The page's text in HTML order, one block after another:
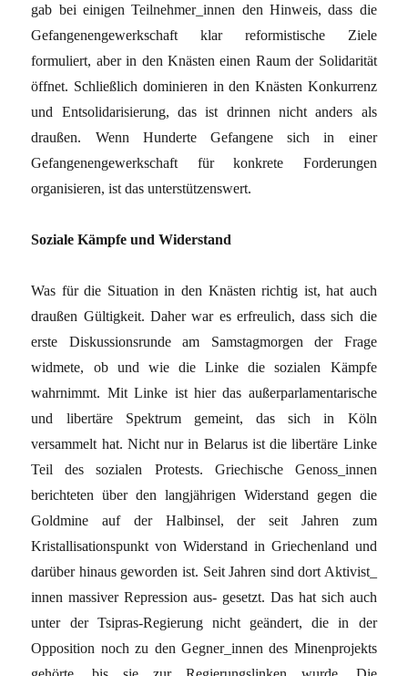
gab bei einigen Teilnehmer_innen den Hinweis, dass die
Gefangenengewerkschaft klar reformistische Ziele
formuliert, aber in den Knästen einen Raum der Solidarität
öffnet. Schließlich dominieren in den Knästen Konkurrenz
und Entsolidarisierung, das ist drinnen nicht anders als
draußen. Wenn Hunderte Gefangene sich in einer
Gefangenengewerkschaft für konkrete Forderungen
organisieren, ist das unterstützenswert.
Soziale Kämpfe und Widerstand
Was für die Situation in den Knästen richtig ist, hat auch
draußen Gültigkeit. Daher war es erfreulich, dass sich die
erste Diskussionsrunde am Samstagmorgen der Frage
widmete, ob und wie die Linke die sozialen Kämpfe
wahrnimmt. Mit Linke ist hier das außerparlamentarische
und libertäre Spektrum gemeint, das sich in Köln
versammelt hat. Nicht nur in Belarus ist die libertäre Linke
Teil des sozialen Protests. Griechische Genoss_innen
berichteten über den langjährigen Widerstand gegen die
Goldmine auf der Halbinsel, der seit Jahren zum
Kristallisationspunkt von Widerstand in Griechenland und
darüber hinaus geworden ist. Seit Jahren sind dort Aktivist_
innen massiver Repression aus- gesetzt. Das hat sich auch
unter der Tsipras-Regierung nicht geändert, die in der
Opposition noch zu den Gegner_innen des Minenprojekts